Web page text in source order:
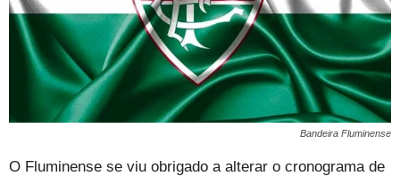
Bandeira Fluminense
O Fluminense se viu obrigado a alterar o cronograma de